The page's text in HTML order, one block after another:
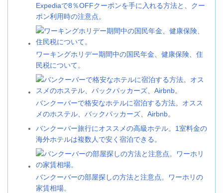
Expediaで8％OFFクーポンを手に入れる方法と、クー
ポン利用時の注意点。
ワーキングホリデー期間中の国民年金、健康保険、住
民税について。
バンクーバーで格安なホテルに宿泊する方法。オスス
メのホステル、バックパッカーズ、Airbnb。
バンクーバー旅行にオススメの高級ホテル。1室料金の
海外ホテルは複数人で安く宿泊できる。
バンクーバーの部屋探しの方法と注意点。ワーホリの
家賃相場。